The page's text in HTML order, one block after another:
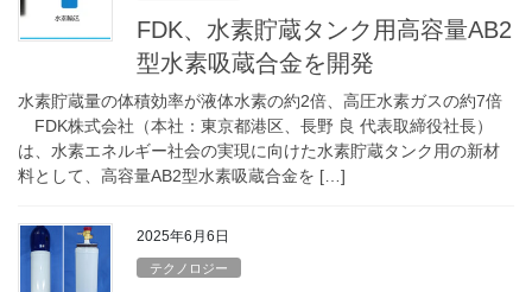
FDK、水素貯蔵タンク用高容量AB2
型水素吸蔵合金を開発
水素貯蔵量の体積効率が液体水素の約2倍、高圧水素ガスの約7倍
FDK株式会社（本社：東京都港区、長野 良 代表取締役社長）
は、水素エネルギー社会の実現に向けた水素貯蔵タンク用の新材
料として、高容量AB2型水素吸蔵合金を […]
2025年6月6日
テクノロジー